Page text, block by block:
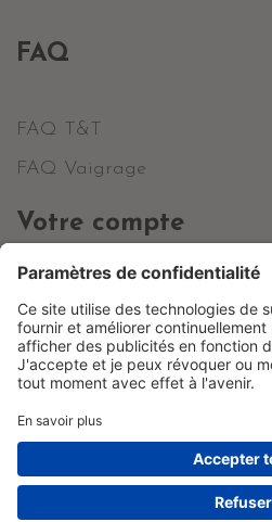
FAQ
FAQ T&T
FAQ Vaigrage
Votre compte
Informations personnelles
Commandes
Avoirs
Adresses